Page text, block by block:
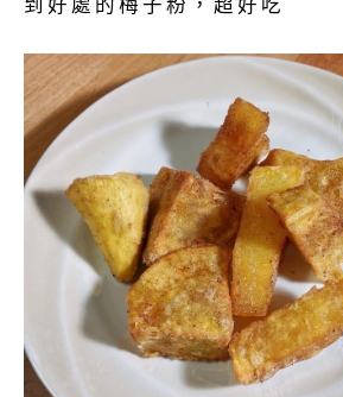
到好處的梅子粉，超好吃